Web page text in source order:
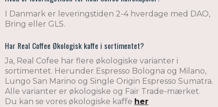
I Danmark er leveringstiden 2-4 hverdage med DAO,
Bring eller GLS.
Har Real Coffee Økologisk kaffe i sortimentet?
Ja, Real Cofee har flere økologiske varianter i
sortimentet. Herunder Espresso Bologna og Milano,
Lungo San Marino og Single Origin Espresso Sumatra.
Alle varianter er økologiske og Fair Trade-mærket.
Du kan se vores økologiske kaffe her